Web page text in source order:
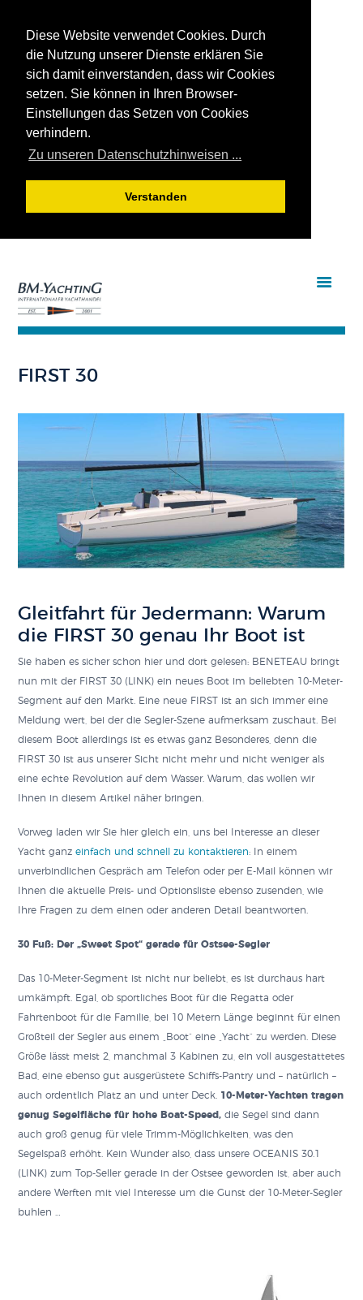
Diese Website verwendet Cookies. Durch
die Nutzung unserer Dienste erklären Sie
sich damit einverstanden, dass wir Cookies
setzen. Sie können in Ihren Browser-
Einstellungen das Setzen von Cookies
verhindern.
Zu unseren Datenschutzhinweisen ...
Verstanden
FIRST 30
Gleitfahrt für Jedermann: Warum
die FIRST 30 genau Ihr Boot ist
Sie haben es sicher schon hier und dort gelesen: BENETEAU bringt
nun mit der FIRST 30 (LINK) ein neues Boot im beliebten 10-Meter-
Segment auf den Markt. Eine neue FIRST ist an sich immer eine
Meldung wert, bei der die Segler-Szene aufmerksam zuschaut. Bei
diesem Boot allerdings ist es etwas ganz Besonderes, denn die
FIRST 30 ist aus unserer Sicht nicht mehr und nicht weniger als
eine echte Revolution auf dem Wasser. Warum, das wollen wir
Ihnen in diesem Artikel näher bringen.
Vorweg laden wir Sie hier gleich ein, uns bei Interesse an dieser
Yacht ganzeinfach und schnell zu kontaktieren: In einem
unverbindlichen Gespräch am Telefon oder per E-Mail können wir
Ihnen die aktuelle Preis- und Optionsliste ebenso zusenden, wie
Ihre Fragen zu dem einen oder anderen Detail beantworten.
30 Fuß: Der „Sweet Spot“ gerade für Ostsee-Segler
Das 10-Meter-Segment ist nicht nur beliebt, es ist durchaus hart
umkämpft. Egal, ob sportliches Boot für die Regatta oder
Fahrtenboot für die Familie, bei 10 Metern Länge beginnt für einen
Großteil der Segler aus einem „Boot“ eine „Yacht“ zu werden. Diese
Größe lässt meist 2, manchmal 3 Kabinen zu, ein voll ausgestattetes
Bad, eine ebenso gut ausgerüstete Schiffs-Pantry und – natürlich –
auch ordentlich Platz an und unter Deck. 10-Meter-Yachten tragen
genug Segelfläche für hohe Boat-Speed, die Segel sind dann
auch groß genug für viele Trimm-Möglichkeiten, was den
Segelspaß erhöht. Kein Wunder also, dass unsere OCEANIS 30.1
(LINK) zum Top-Seller gerade in der Ostsee geworden ist, aber auch
andere Werften mit viel Interesse um die Gunst der 10-Meter-Segler
buhlen …